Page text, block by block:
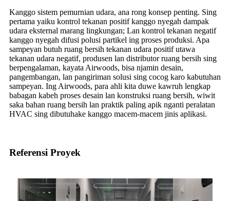
Kanggo sistem pemurnian udara, ana rong konsep penting. Sing
pertama yaiku kontrol tekanan positif kanggo nyegah dampak
udara eksternal marang lingkungan; Lan kontrol tekanan negatif
kanggo nyegah difusi polusi partikel ing proses produksi. Apa
sampeyan butuh ruang bersih tekanan udara positif utawa
tekanan udara negatif, produsen lan distributor ruang bersih sing
berpengalaman, kayata Airwoods, bisa njamin desain,
pangembangan, lan pangiriman solusi sing cocog karo kabutuhan
sampeyan. Ing Airwoods, para ahli kita duwe kawruh lengkap
babagan kabeh proses desain lan konstruksi ruang bersih, wiwit
saka bahan ruang bersih lan praktik paling apik nganti peralatan
HVAC sing dibutuhake kanggo macem-macem jinis aplikasi.
Referensi Proyek